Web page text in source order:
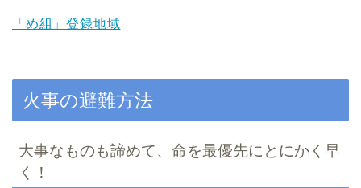
「め組」登録地域
火事の避難方法
大事なものも諦めて、命を最優先にとにかく早
く！